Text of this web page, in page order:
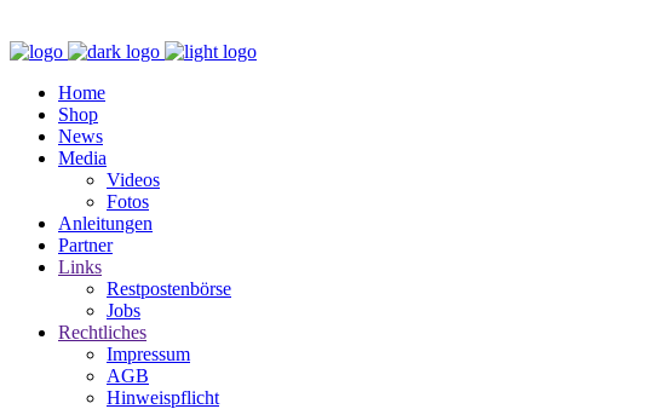
Home
Shop
News
Media
Videos
Fotos
Anleitungen
Partner
Links
Restpostenbörse
Jobs
Rechtliches
Impressum
AGB
Hinweispflicht